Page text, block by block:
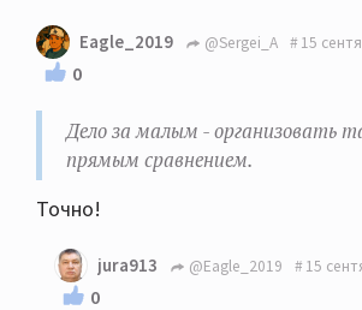
Eagle_2019 @Sergei_A 15
0
Дело за малым - организовать
прямым сравнением.
Точно!
jura913 @Eagle_2019 15
0